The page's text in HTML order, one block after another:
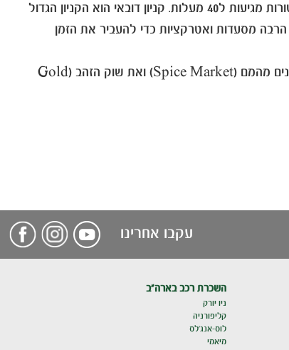
אם אתם מגיעים לדובאי בחודשי הקיץ, כנראה שתמצאו את עצמכם הרבה בקניונים שם תוכלו ליהנות מהפסקה במגזן, כשבחוץ הטמפרטורות מגיעות ל40 מעלות. קניון דובאי הוא הקניון הגדול
גם הרבה מסעדות ואטרקציות כדי להעביר את הזמן
ואם אתם יותר אנשים של קניות בשוק – לא חסר גם מזה. בדובאי יש שוק מעצבים (Arte),שוק עתיק חמוד Meena Bazaar, שוק תבלינים מהמם (Spice Market) ואת שוק הזהב (Gold
עקבו אחרינו
השכרת רכב בארה"ב
ניו יורק
קליפורניה
לוס-אנג'לס
מיאמי